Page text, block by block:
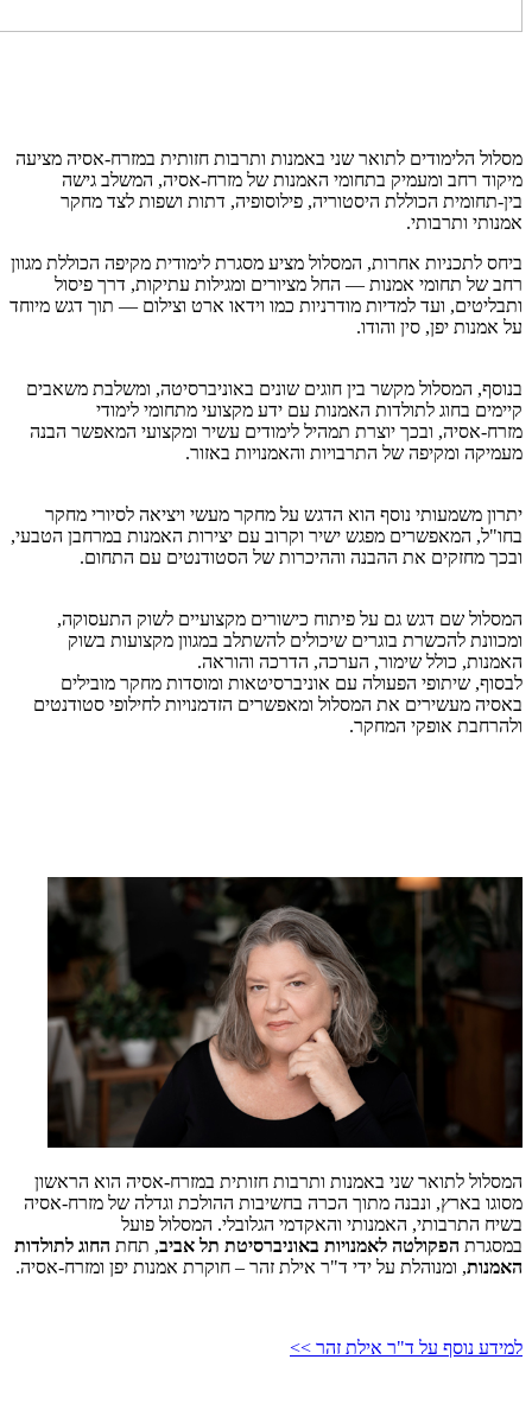
מסלול הלימודים לתואר שני באמנות ותרבות חזותית במזרח-אסיה מציעה
מיקוד רחב ומעמיק בתחומי האמנות של מזרח-אסיה, המשלב גישה
בין-תחומית הכוללת היסטוריה, פילוסופיה, דתות ושפות לצד מחקר
אמנותי ותרבותי.
ביחס לתכניות אחרות, המסלול מציע מסגרת לימודית מקיפה הכוללת מגוון
רחב של תחומי אמנות — החל מציורים ומגילות עתיקות, דרך פיסול
ותבליטים, ועד למדיות מודרניות כמו וידאו ארט וצילום — תוך דגש מיוחד
על אמנות יפן, סין והודו.
בנוסף, המסלול מקשר בין חוגים שונים באוניברסיטה, ומשלבת משאבים
קיימים בחוג לתולדות האמנות עם ידע מקצועי מתחומי לימודי
מזרח-אסיה, ובכך יוצרת תמהיל לימודים עשיר ומקצועי המאפשר הבנה
מעמיקה ומקיפה של התרבויות והאמנויות באזור.
יתרון משמעותי נוסף הוא הדגש על מחקר מעשי ויציאה לסיורי מחקר
בחו"ל, המאפשרים מפגש ישיר וקרוב עם יצירות האמנות במרחבן הטבעי,
ובכך מחזקים את ההבנה וההיכרות של הסטודנטים עם התחום.
המסלול שם דגש גם על פיתוח כישורים מקצועיים לשוק התעסוקה,
ומכוונת להכשרת בוגרים שיכולים להשתלב במגוון מקצועות בשוק
האמנות, כולל שימור, הערכה, הדרכה והוראה.
לבסוף, שיתופי הפעולה עם אוניברסיטאות ומוסדות מחקר מובילים
באסיה מעשירים את המסלול ומאפשרים הזדמנויות לחילופי סטודנטים
ולהרחבת אופקי המחקר.
המסלול לתואר שני באמנות ותרבות חזותית במזרח-אסיה הוא הראשון
מסוגו בארץ, ונבנה מתוך הכרה בחשיבות ההולכת וגדלה של מזרח-אסיה
בשיח התרבותי, האמנותי והאקדמי הגלובלי. המסלול פועל
במסגרת הפקולטה לאמנויות באוניברסיטת תל אביב, תחת החוג לתולדות
האמנות, ומנוהלת על ידי ד"ר אילת זהר – חוקרת אמנות יפן ומזרח-אסיה.
למידע נוסף על ד"ר אילת זהר >>